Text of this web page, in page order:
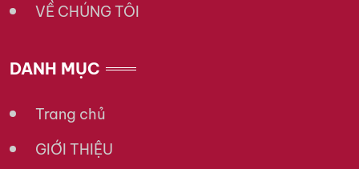
VỀ CHÚNG TÔI
DANH MỤC
Trang chủ
GIỚI THIỆU